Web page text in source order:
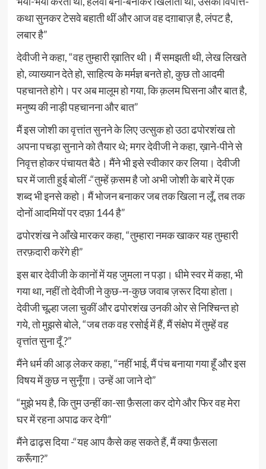
कथा सुनकर टेसवे बहाती थीं और आज वह दग़ाबाज़ है, लंपट है,
लबार है”
देवीजी ने कहा, “वह तुम्हारी ख़ातिर थी। मैं समझती थी, लेख लिखते
हो, व्याख्यान देते हो, साहित्य के मर्मज्ञ बनते हो, कुछ तो आदमी
पहचानते होगे। पर अब मालूम हो गया, कि क़लम घिसना और बात है,
मनुष्य की नाड़ी पहचानना और बात”
मैं इस जोशी का वृत्तांत सुनने के लिए उत्सुक हो उठा ढपोरशंख तो
अपना पचड़ा सुनाने को तैयार थे; मगर देवीजी ने कहा, ख़ाने-पीने से
निवृत्त होकर पंचायत बैठे। मैंने भी इसे स्वीकार कर लिया। देवीजी
घर में जाती हुई बोलीं -“तुम्हें क़सम है जो अभी जोशी के बारे में एक
शब्द भी इनसे कहो। मैं भोजन बनाकर जब तक खिला न लूँ, तब तक
दोनों आदमियों पर दफ़ा 144 है”
ढपोरशंख ने आँखे मारकर कहा, “तुम्हारा नमक खाकर यह तुम्हारी
तरफ़दारी करेंगे ही”
इस बार देवीजी के कानों में यह जुमला न पड़ा। धीमे स्वर में कहा, भी
गया था, नहीं तो देवीजी ने कुछ-न-कुछ जवाब ज़रूर दिया होता।
देवीजी चूल्हा जला चुकीं और ढपोरशंख उनकी ओर से निश्चिन्त हो
गये, तो मुझसे बोले, “जब तक वह रसोई में हैं, मैं संक्षेप में तुम्हें वह
वृत्तांत सुना दूँ ?”
मैंने धर्म की आड़ लेकर कहा, “नहीं भाई, मैं पंच बनाया गया हूँ और इस
विषय में कुछ न सुनूँगा। उन्हें आ जाने दो”
“मुझे भय है, कि तुम उन्हीं का-सा फ़ैसला कर दोगे और फिर वह मेरा
घर में रहना अपाढ कर देगी”
मैंने ढाढ़स दिया -“यह आप कैसे कह सकते हैं, मैं क्या फ़ैसला
करूँगा?”